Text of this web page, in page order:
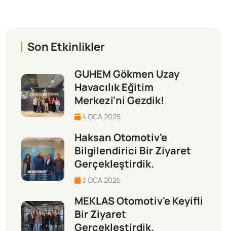
Son Etkinlikler
GUHEM Gökmen Uzay
Havacılık Eğitim
Merkezi'ni Gezdik!
4 OCA 2025
Haksan Otomotiv'e
Bilgilendirici Bir Ziyaret
Gerçekleştirdik.
3 OCA 2025
MEKLAS Otomotiv'e Keyifli
Bir Ziyaret
Gerçekleştirdik.